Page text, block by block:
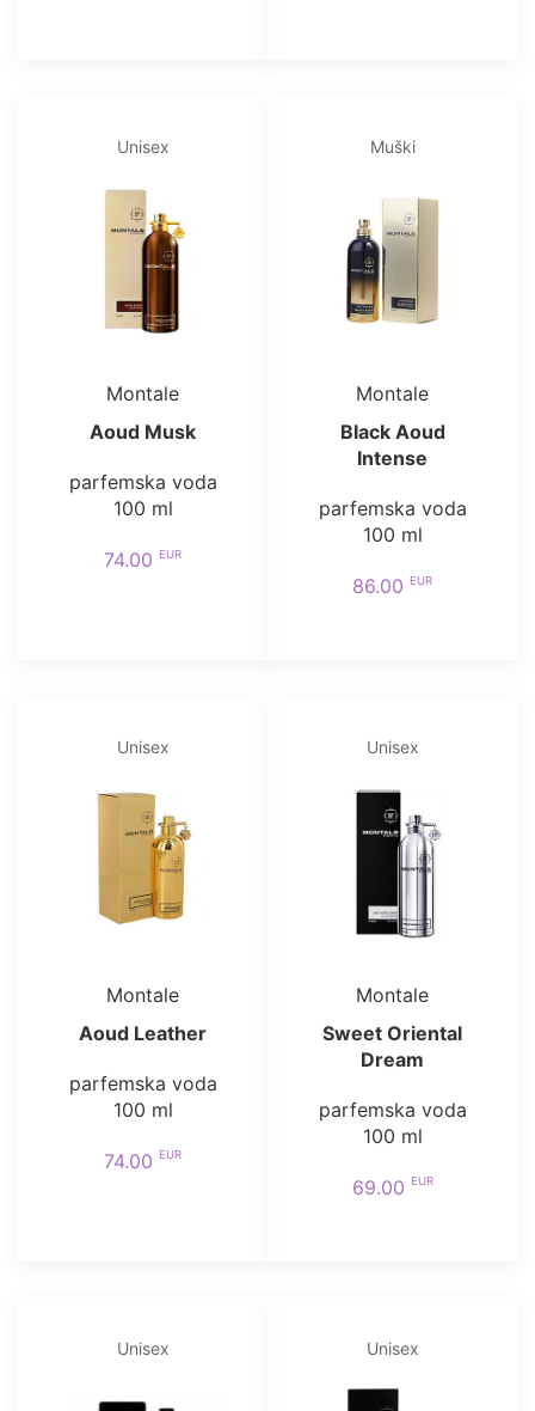
Unisex
Montale
Aoud Musk
parfemska voda
100 ml
74.00 EUR
Muški
Montale
Black Aoud
Intense
parfemska voda
100 ml
86.00 EUR
Unisex
Montale
Aoud Leather
parfemska voda
100 ml
74.00 EUR
Unisex
Montale
Sweet Oriental
Dream
parfemska voda
100 ml
69.00 EUR
Unisex Unisex